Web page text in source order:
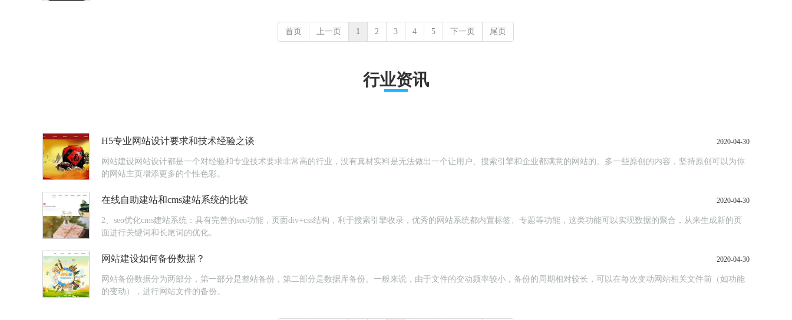
首页 上一页 1 2 3 4 5 下一页 尾页
行业资讯
H5专业网站设计要求和技术经验之谈 2020-04-30
网站建设网站设计都是一个对经验和专业技术要求非常高的行业，没有真材实料是无法做出一个让用户、搜索引擎和企业都满意的网站的。多一些原创的内容，坚持原创可以为你
的网站主页增添更多的个性色彩。
在线自助建站和cms建站系统的比较 2020-04-30
2、seo优化cms建站系统：具有完善的seo功能，页面div+css结构，利于搜索引擎收录，优秀的网站系统都内置标签、专题等功能，这类功能可以实现数据的聚合，从来生成新的页
面进行关键词和长尾词的优化。
网站建设如何备份数据？ 2020-04-30
网站备份数据分为两部分，第一部分是整站备份，第二部分是数据库备份。一般来说，由于文件的变动频率较小，备份的周期相对较长，可以在每次变动网站相关文件前（如功能
的变动），进行网站文件的备份。